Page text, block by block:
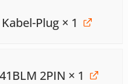
Plug× 1
2PIN × 1